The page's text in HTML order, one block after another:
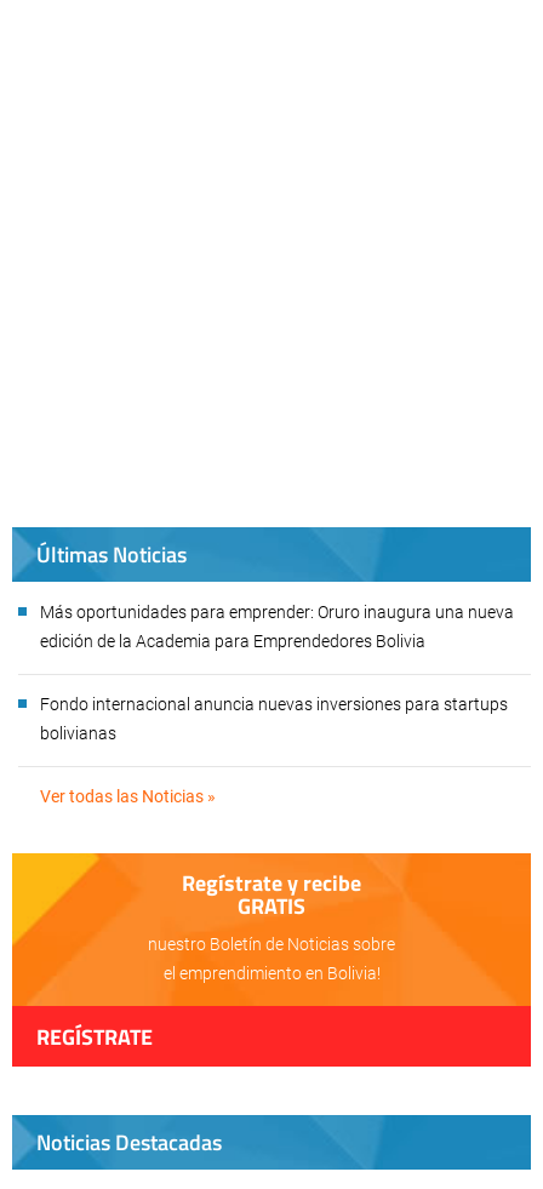
Últimas Noticias
Más oportunidades para emprender: Oruro inaugura una nueva
edición de la Academia para Emprendedores Bolivia
Fondo internacional anuncia nuevas inversiones para startups
bolivianas
Ver todas las Noticias »
Regístrate y recibe
GRATIS
nuestro Boletín de Noticias sobre
el emprendimiento en Bolivia!
REGÍSTRATE
Noticias Destacadas